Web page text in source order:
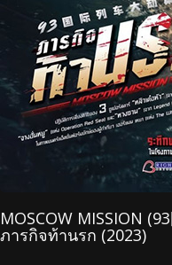
MOSCOW MISSION
ภารกิจท้านรก (2023)